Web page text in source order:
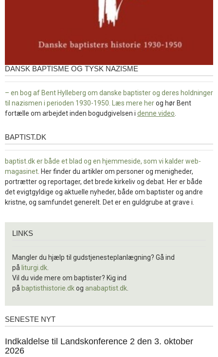
DANSK BAPTISME OG TYSK NAZISME
– en bog af Bent Hylleberg om danske baptister og deres holdninger
til nazismen i perioden 1930-1950. Læs mere herog hør Bent
fortælle om arbejdet inden bogudgivelsen i denne video
baptist.dk
BAPTIST.DK
baptist.dk er både et blad og en hjemmeside, som vi kalder web-
magasinet . Her finder du artikler om personer og menigheder,
portrætter og reportager, det brede kirkeliv og debat. Her er både
det evigtgyldige og aktuelle nyheder, både om baptister og andre
kristne, og samfundet generelt. Det er en guldgrube at grave i.
LINKS
Mangler du hjælp til gudstjenesteplanlægning? Gå ind
på liturgi.dk
Vil du vide mere om baptister? Kig ind
på baptisthistorie.dkog anabaptist.dk
Seneste
SENESTE NYT
1.
jul.
Indkaldelse til Landskonference 2 den 3. oktober
2026